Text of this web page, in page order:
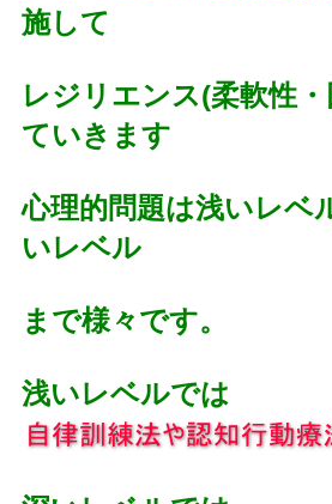
施して
レジリエンス(柔軟性
ていきます
心理的問題は浅いレベ
いレベル
まで様々です。
浅いレベルでは